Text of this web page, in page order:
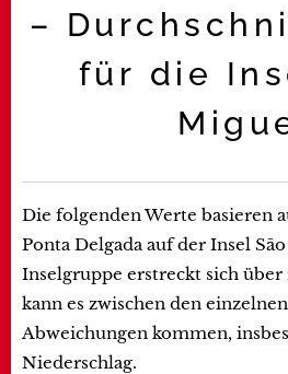
–
für die
Die folgenden Werte basieren
Ponta Delgada auf der Insel
Inselgruppe erstreckt sich
kann es zwischen den
Abweichungen kommen,
Niederschlag.